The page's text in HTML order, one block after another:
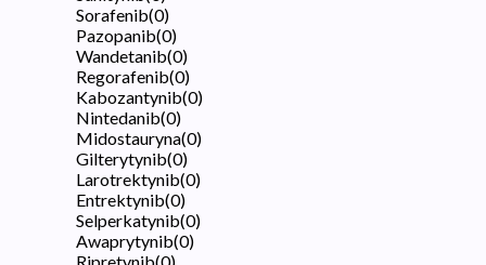
Sorafenib(0)
Pazopanib(0)
Wandetanib(0)
Regorafenib(0)
Kabozantynib(0)
Nintedanib(0)
Midostauryna(0)
Gilterytynib(0)
Larotrektynib(0)
Entrektynib(0)
Selperkatynib(0)
Awaprytynib(0)